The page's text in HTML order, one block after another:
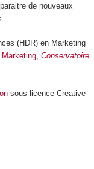
de nouveaux
(HDR) en Marketing
, Conservatoire
sous licence Creative